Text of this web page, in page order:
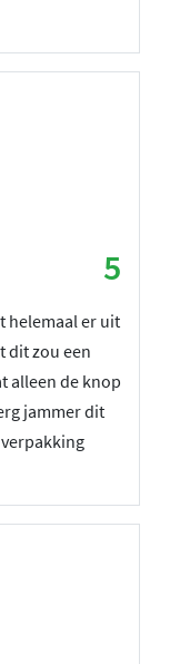
5
helemaal er uit
dit zou een
alleen de knop
jammer dit